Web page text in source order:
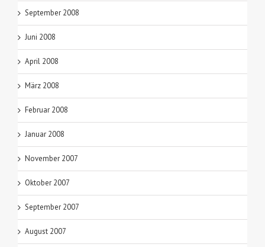
September 2008
Juni 2008
April 2008
März 2008
Februar 2008
Januar 2008
November 2007
Oktober 2007
September 2007
August 2007